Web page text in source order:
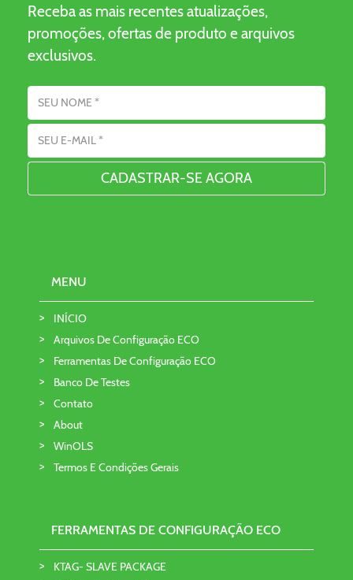
Receba as mais recentes atualizações,
promoções, ofertas de produto e arquivos
exclusivos.
Nome
Endereço de Email
MENU
INÍCIO
Arquivos De Configuração ECO
Ferramentas De Configuração ECO
Banco De Testes
Contato
About
WinOLS
Termos E Condições Gerais
FERRAMENTAS DE CONFIGURAÇÃO ECO
KTAG- SLAVE PACKAGE